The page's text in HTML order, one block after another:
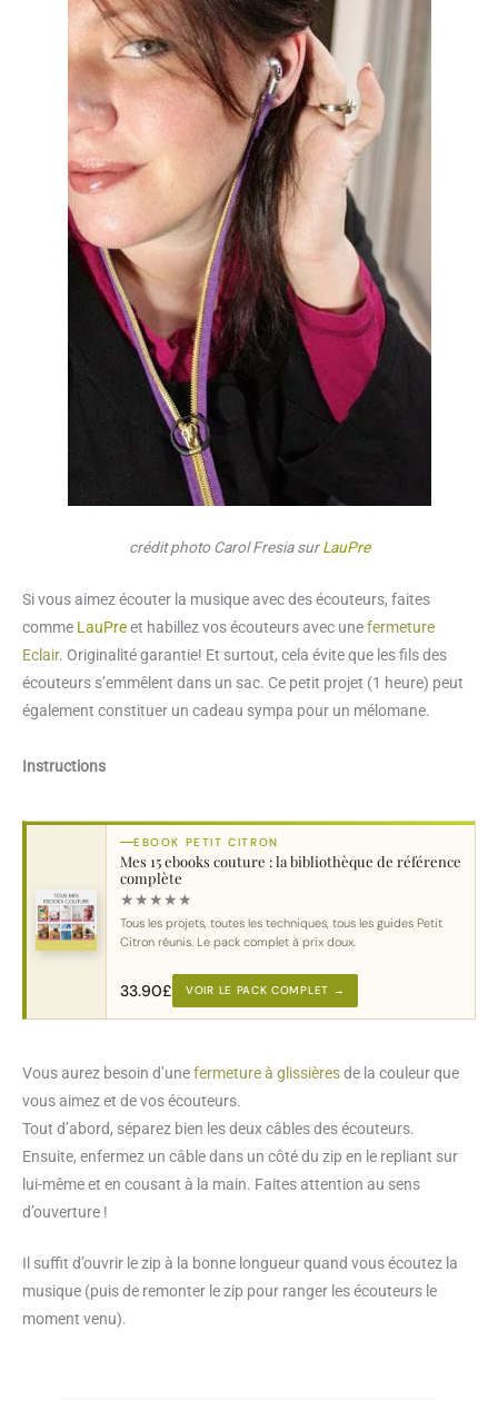
crédit photo Carol Fresia surLauPre
Si vous aimez écouter la musique avec des écouteurs, faites
comme LauPreet habillez vos écouteurs avec unefermeture
Eclair. Originalité garantie! Et surtout, cela évite que les fils des
écouteurs s’emmêlent dans un sac. Ce petit projet (1 heure) peut
également constituer un cadeau sympa pour un mélomane.
Instructions
EBOOK PETIT CITRON
Mes 15 ebooks couture : la bibliothèque de référence
complète
★★★★★
Tous les projets, toutes les techniques, tous les guides Petit
Citron réunis. Le pack complet à prix doux.
33.90£ VOIR LE PACK COMPLET →
Vous aurez besoin d’unefermeture à glissièresde la couleur que
vous aimez et de vos écouteurs.
Tout d’abord, séparez bien les deux câbles des écouteurs.
Ensuite, enfermez un câble dans un côté du zip en le repliant sur
lui-même et en cousant à la main. Faites attention au sens
d’ouverture !
Il suffit d’ouvrir le zip à la bonne longueur quand vous écoutez la
musique (puis de remonter le zip pour ranger les écouteurs le
moment venu).